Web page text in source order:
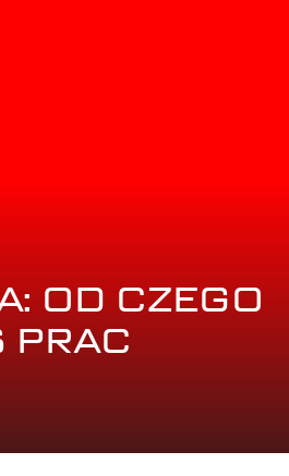
OD CZEGO
PRAC